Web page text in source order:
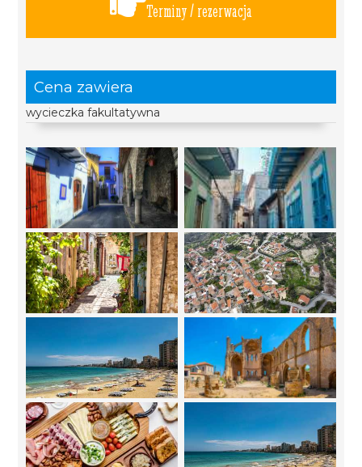
Terminy / rezerwacja
Cena zawiera
wycieczka fakultatywna